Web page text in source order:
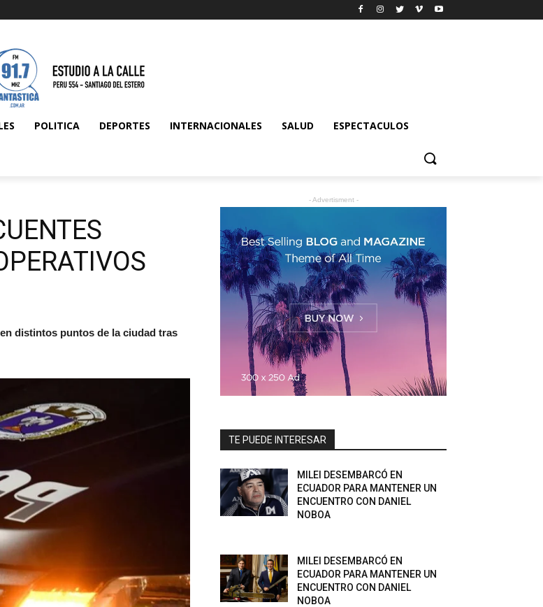
POLITICA DEPORTES INTERNACIONALES SALUD ESPECTACULOS
distintos puntos de la ciudad tras
- Advertisment -
TE PUEDE INTERESAR
MILEI DESEMBARCÓ EN
ECUADOR PARA MANTENER UN
ENCUENTRO CON DANIEL
NOBOA
MILEI DESEMBARCÓ EN
ECUADOR PARA MANTENER UN
ENCUENTRO CON DANIEL
NOBOA